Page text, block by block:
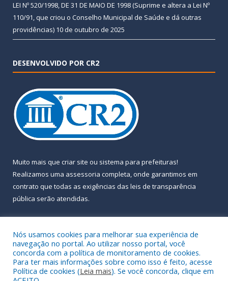
LEI Nº 520/1998, DE 31 DE MAIO DE 1998 (Suprime e altera a Lei Nº
110/91, que criou o Conselho Municipal de Saúde e dá outras
providências) 10 de outubro de 2025
DESENVOLVIDO POR CR2
Muito mais que criar site ou sistema para prefeituras!
Realizamos uma assessoria completa, onde garantimos em
contrato que todas as exigências das leis de transparência
pública serão atendidas.
Todos os direitos reservados a Prefeitura Municipal de Almeirim.
Nós usamos cookies para melhorar sua experiência de
navegação no portal. Ao utilizar nosso portal, você
concorda com a política de monitoramento de cookies.
Para ter mais informações sobre como isso é feito, acesse
Política de cookies (Leia mais). Se você concorda, clique em